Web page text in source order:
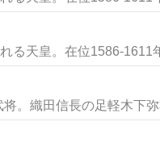
る天皇。在位1586-
。織田信長の足軽木下